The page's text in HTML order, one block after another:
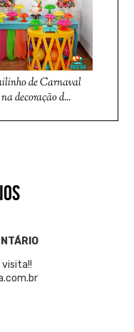
de Carnaval
na decoração d...